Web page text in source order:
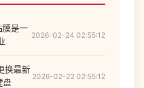
膜是一
2026-02-24 02:55:12
换最新
盘
2026-02-22 02:55:12